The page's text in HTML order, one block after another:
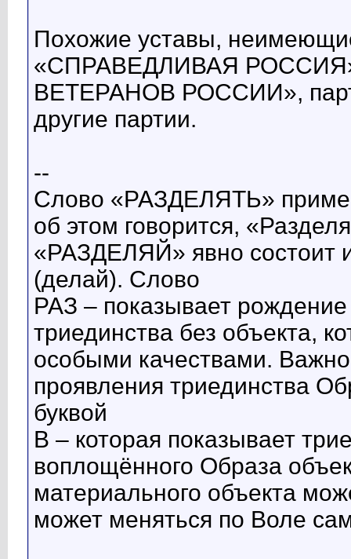
Похожие уставы,
«СПРАВЕДЛИВАЯ
ВЕТЕРАНОВ РОССИИ»,
другие партии.
--
Слово «РАЗДЕЛЯТЬ»
об этом говорится,
«РАЗДЕЛЯЙ» явно состоит
(делай). Слово
РАЗ – показывает рождение
триединства без объекта,
особыми качествами. Важно
проявления триединства
буквой
В – которая показывает
воплощённого Образа
материального объекта
может меняться по Воле